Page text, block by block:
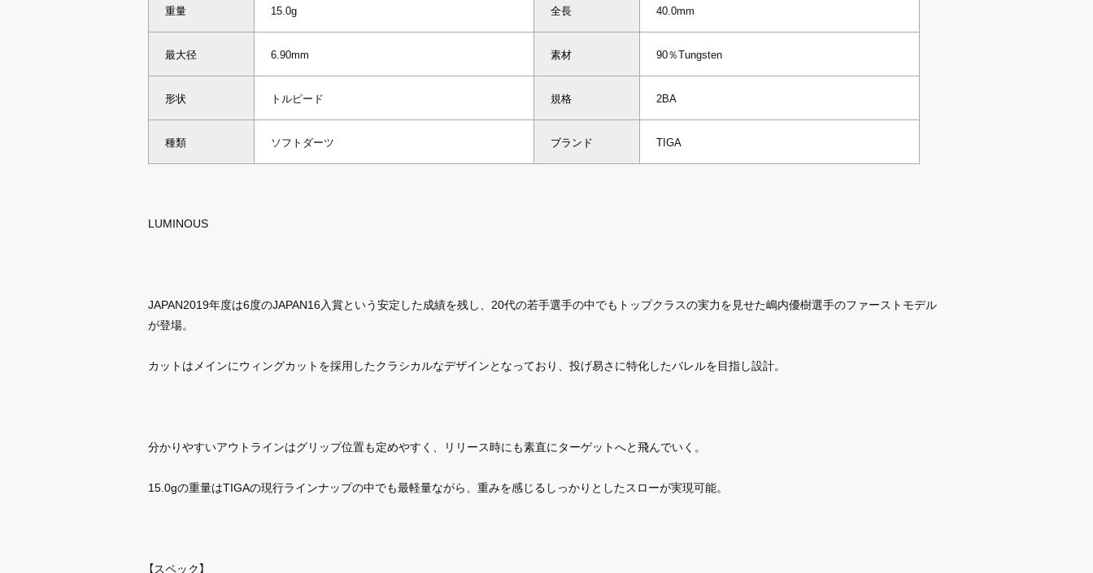
重量 15.0g
最大径 6.90mm
形状 トルピード
種類 ソフトダーツ
全長 40.0mm
素材 90％Tungsten
規格 2BA
ブランド TIGA
LUMINOUS
JAPAN2019年度は6度のJAPAN16入賞という安定した成績を残し、20代の若手選手の中でもトップクラスの実力を見せた嶋内優樹選手のファーストモデル
が登場。
カットはメインにウィングカットを採用したクラシカルなデザインとなっており、投げ易さに特化したバレルを目指し設計。
分かりやすいアウトラインはグリップ位置も定めやすく、リリース時にも素直にターゲットへと飛んでいく。
15.0gの重量はTIGAの現行ラインナップの中でも最軽量ながら、重みを感じるしっかりとしたスローが実現可能。
【スペック】